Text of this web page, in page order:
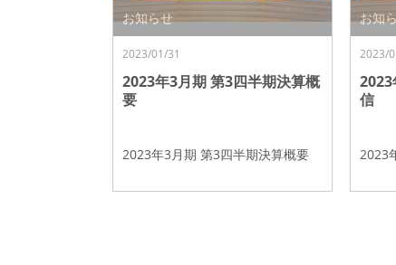
お知らせ
2023/01/31
2023年3月期 第3四半期決算概
要
2023年3月期 第3四半期決算概要
お知
2023/
2023
信
2023